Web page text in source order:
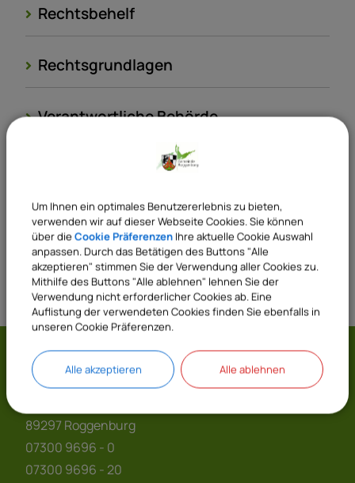
Rechtsbehelf
Rechtsgrundlagen
Verantwortliche Behörde
42 Bauordnungswesen
Gemeinde Roggenburg
89297 Roggenburg
07300 9696 - 0
07300 9696 - 20
Um Ihnen ein optimales Benutzererlebnis zu bieten,
verwenden wir auf dieser Webseite Cookies. Sie können
über die Cookie Präferenzen Ihre aktuelle Cookie Auswahl
anpassen. Durch das Betätigen des Buttons "Alle
akzeptieren" stimmen Sie der Verwendung aller Cookies zu.
Mithilfe des Buttons "Alle ablehnen" lehnen Sie der
Verwendung nicht erforderlicher Cookies ab. Eine
Auflistung der verwendeten Cookies finden Sie ebenfalls in
unseren Cookie Präferenzen.
Alle akzeptieren Alle ablehnen